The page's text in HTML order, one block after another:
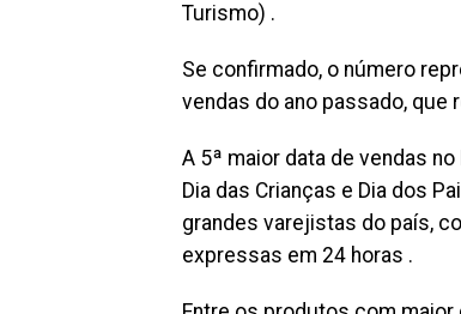
Turismo) .
Se confirmado, o número
vendas do ano passado, que
A 5ª maior data de vendas
Dia das Crianças e Dia dos
grandes varejistas do país,
expressas em 24 horas .